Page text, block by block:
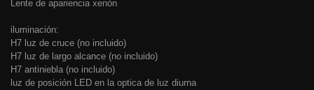
Lente de apariencia xenón
iluminación:
H7 luz de cruce (no incluido)
H7 luz de largo alcance (no incluido)
H7 antiniebla (no incluido)
luz de posición LED en la optica de luz diurna